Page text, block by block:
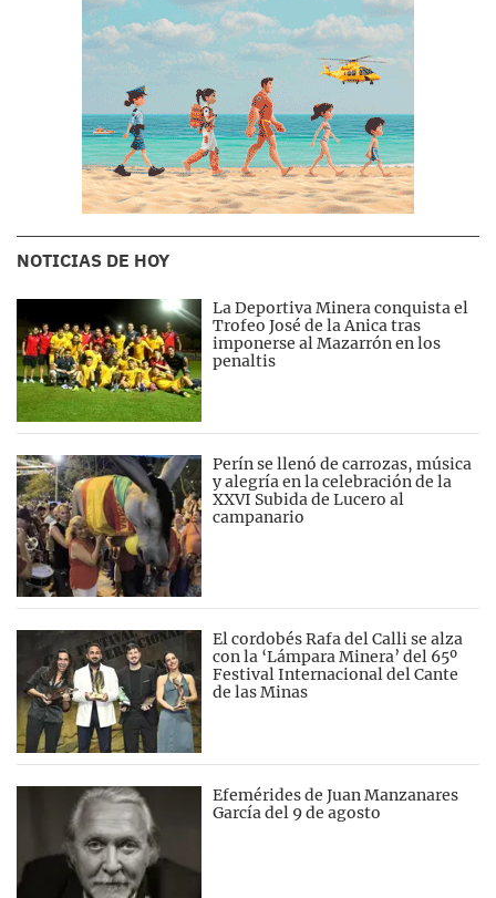
NOTICIAS DE HOY
La Deportiva Minera conquista el
Trofeo José de la Anica tras
imponerse al Mazarrón en los
penaltis
Perín se llenó de carrozas, música
y alegría en la celebración de la
XXVI Subida de Lucero al
campanario
El cordobés Rafa del Calli se alza
con la ‘Lámpara Minera’ del 65º
Festival Internacional del Cante
de las Minas
Efemérides de Juan Manzanares
García del 9 de agosto